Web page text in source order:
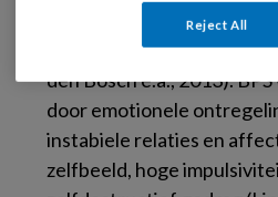
(Cristea e.a., 2017; NICE
den Bosch e.a., 2013).
door emotionele
instabiele relaties en
zelfbeeld, hoge
Reject All